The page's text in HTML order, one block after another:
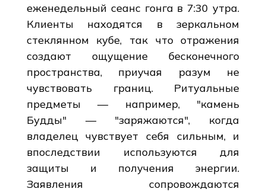
еженедельный сеанс гонга в 7:30 утра.
Клиенты находятся в зеркальном
стеклянном кубе, так что отражения
создают ощущение бесконечного
пространства, приучая разум не
чувствовать границ. Ритуальные
предметы — например, "камень
Будды" — "заряжаются", когда
владелец чувствует себя сильным, и
впоследствии используются для
защиты и получения энергии.
Заявления сопровождаются